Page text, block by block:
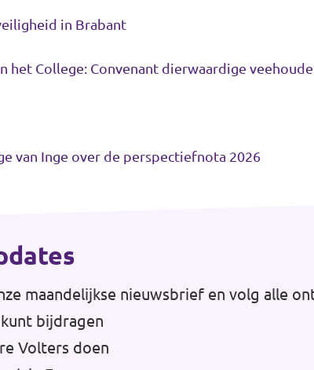
in Brabant
het College: Convenant dierwaardige
van Inge over de perspectiefnota 2026
maandelijkse nieuwsbrief en volg alle
bijdragen
Volters doen